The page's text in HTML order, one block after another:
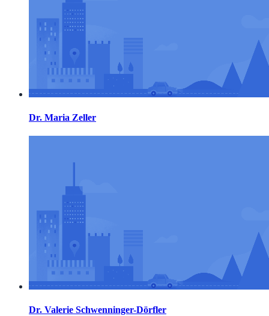
Dr. Maria Zeller
Dr. Valerie Schwenninger-Dörfler